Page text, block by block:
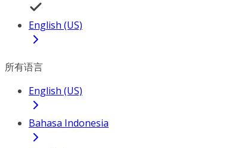
English (US)
所有语言
English (US)
Bahasa Indonesia